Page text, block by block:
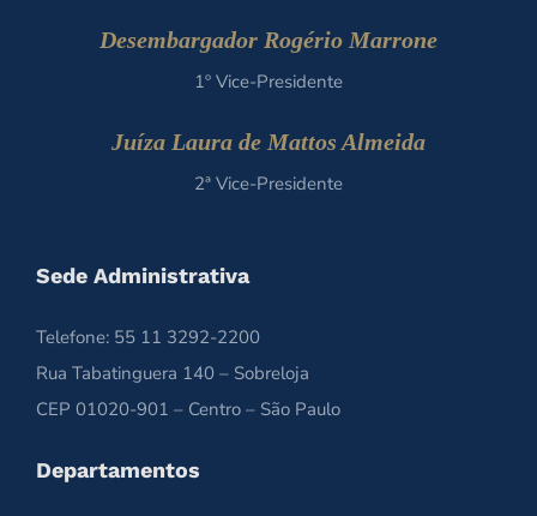
Desembargador Rogério Marrone
1º Vice-Presidente
Juíza Laura de Mattos Almeida
2ª Vice-Presidente
Sede Administrativa
Telefone: 55 11 3292-2200
Rua Tabatinguera 140 – Sobreloja
CEP 01020-901 – Centro – São Paulo
Departamentos